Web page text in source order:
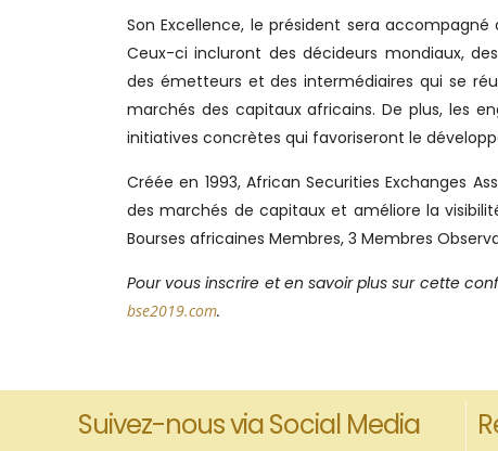
Son Excellence, le président sera
Ceux-ci incluront des décideurs mondiaux,
des émetteurs et des intermédiaires qui se
marchés des capitaux africains. De plus, les
initiatives concrètes qui favoriseront le
Créée en 1993, African Securities Exchanges
des marchés de capitaux et améliore la
Bourses africaines Membres, 3 Membres
Pour vous inscrire et en savoir plus sur cette
bse2019.com.
Suivez-nous via Social Media